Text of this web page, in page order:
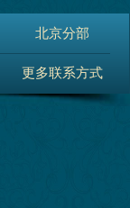
北京分部
更多联系方式